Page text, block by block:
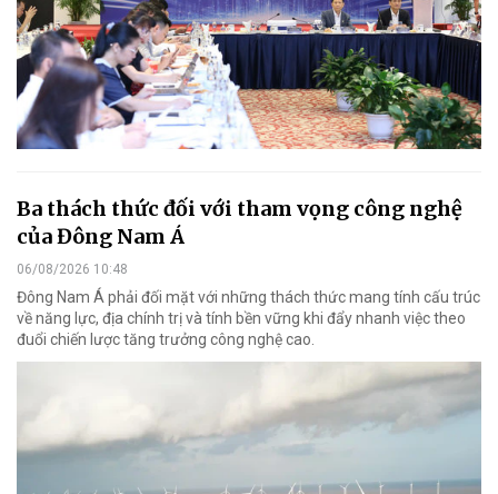
Ba thách thức đối với tham vọng công nghệ
của Đông Nam Á
06/08/2026 10:48
Đông Nam Á phải đối mặt với những thách thức mang tính cấu trúc
về năng lực, địa chính trị và tính bền vững khi đẩy nhanh việc theo
đuổi chiến lược tăng trưởng công nghệ cao.